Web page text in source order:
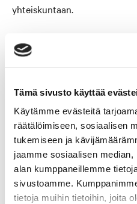
Tämä sivusto käyttää
Käytämme evästeitä
räätälöimiseen, sosiaalisen
tukemiseen ja
jaamme sosiaalisen
alan kumppaneillemme
sivustoamme.
tietoja muihin tietoihin, joita
yhteiskuntaan.
sijaitseviin
tai logistiikkatiloihin.
ylläpidetään pitkäjänteisesti
Kiinteistöjen ylläpidossa
ja ympäristöystävällisyyttä,
palveluiden vastuullisuutta.
vuokralaisille
terveelliset työtilat. Korjaus-
kiinteistökehitys